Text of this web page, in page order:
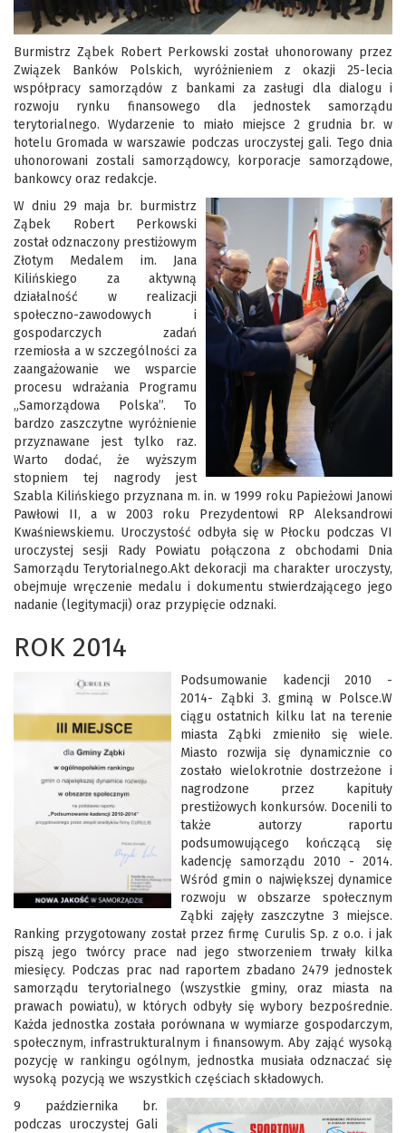
Burmistrz Ząbek Robert Perkowski został uhonorowany przez
Związek Banków Polskich, wyróżnieniem z okazji 25-lecia
współpracy samorządów z bankami za zasługi dla dialogu i
rozwoju rynku finansowego dla jednostek samorządu
terytorialnego. Wydarzenie to miało miejsce 2 grudnia br. w
hotelu Gromada w warszawie podczas uroczystej gali. Tego dnia
uhonorowani zostali samorządowcy, korporacje samorządowe,
bankowcy oraz redakcje.
W dniu 29 maja br. burmistrz
Ząbek Robert Perkowski
został odznaczony prestiżowym
Złotym Medalem im. Jana
Kilińskiego za aktywną
działalność w realizacji
społeczno-zawodowych i
gospodarczych zadań
rzemiosła a w szczególności za
zaangażowanie we wsparcie
procesu wdrażania Programu
„Samorządowa Polska”. To
bardzo zaszczytne wyróżnienie
przyznawane jest tylko raz.
Warto dodać, że wyższym
stopniem tej nagrody jest
Szabla Kilińskiego przyznana m. in. w 1999 roku Papieżowi Janowi
Pawłowi II, a w 2003 roku Prezydentowi RP Aleksandrowi
Kwaśniewskiemu. Uroczystość odbyła się w Płocku podczas VI
uroczystej sesji Rady Powiatu połączona z obchodami Dnia
Samorządu Terytorialnego.Akt dekoracji ma charakter uroczysty,
obejmuje wręczenie medalu i dokumentu stwierdzającego jego
nadanie (legitymacji) oraz przypięcie odznaki.
ROK 2014
Podsumowanie kadencji 2010 -
2014- Ząbki 3. gminą w Polsce.W
ciągu ostatnich kilku lat na terenie
miasta Ząbki zmieniło się wiele.
Miasto rozwija się dynamicznie co
zostało wielokrotnie dostrzeżone i
nagrodzone przez kapituły
prestiżowych konkursów. Docenili to
także autorzy raportu
podsumowującego kończącą się
kadencję samorządu 2010 - 2014.
Wśród gmin o największej dynamice
rozwoju w obszarze społecznym
Ząbki zajęły zaszczytne 3 miejsce.
Ranking przygotowany został przez firmę Curulis Sp. z o.o. i jak
piszą jego twórcy prace nad jego stworzeniem trwały kilka
miesięcy. Podczas prac nad raportem zbadano 2479 jednostek
samorządu terytorialnego (wszystkie gminy, oraz miasta na
prawach powiatu), w których odbyły się wybory bezpośrednie.
Każda jednostka została porównana w wymiarze gospodarczym,
społecznym, infrastrukturalnym i finansowym. Aby zająć wysoką
pozycję w rankingu ogólnym, jednostka musiała odznaczać się
wysoką pozycją we wszystkich częściach składowych.
9 października br.
podczas uroczystej Gali